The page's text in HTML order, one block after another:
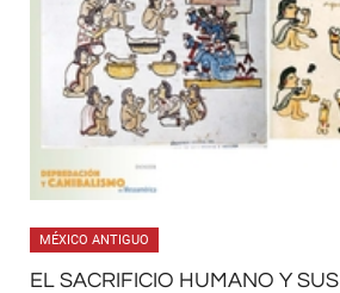
MÉXICO ANTIGUO
EL SACRIFICIO HUMANO Y